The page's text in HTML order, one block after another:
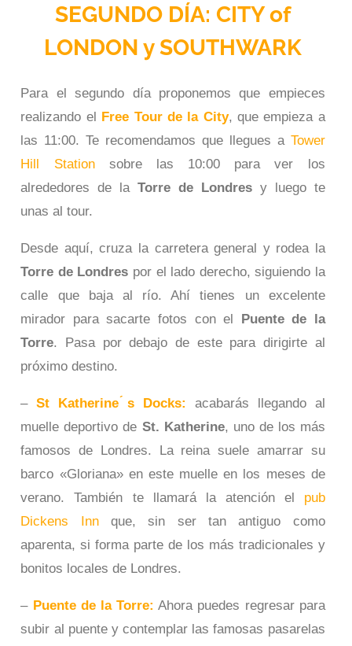
SEGUNDO DÍA: CITY of
LONDON y SOUTHWARK
Para el segundo día proponemos que empieces
realizando el
Free Tour de la City, que empieza a
las 11:00. Te recomendamos que llegues a Tower
Hill Stationsobre las 10:00 para ver los
alrededores de laTorre de Londresy luego te
unas al tour.
Desde aquí, cruza la carretera general y rodea la
Torre de Londres por el lado derecho, siguiendo la
calle que baja al río. Ahí tienes un excelente
mirador para sacarte fotos con el
Puente de la
Torre. Pasa por debajo de este para dirigirte al
próximo destino.
–St Katherine ́s Docks:
acabarás llegando al
muelle deportivo de St. Katherine, uno de los más
famosos de Londres. La reina suele amarrar su
barco «Gloriana» en este muelle en los meses de
verano. También te llamará la atención el pub
Dickens Innque, sin ser tan antiguo como
aparenta, si forma parte de los más tradicionales y
bonitos locales de Londres.
– Puente de la Torre: Ahora puedes regresar para
subir al puente y contemplar las famosas pasarelas